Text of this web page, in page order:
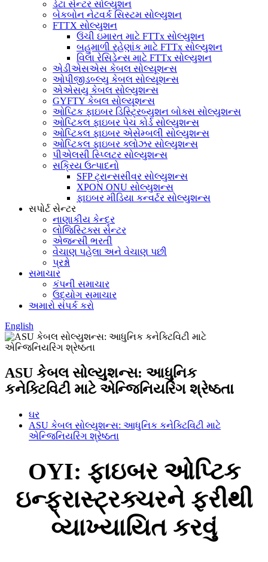
ડેટા સેન્ટર સોલ્યુશન
બેકબોન નેટવર્ક સિસ્ટમ સોલ્યુશન
FTTX સોલ્યુશન
ઉંચી ઇમારત માટે FTTx સોલ્યુશન
બહુમાળી રહેણાંક માટે FTTx સોલ્યુશન
વિલા રેસિડેન્સ માટે FTTx સોલ્યુશન
એડીએસએસ કેબલ સોલ્યૂશન્સ
ઓપીજીડબ્લ્યુ કેબલ સોલ્યૂશન્સ
એએસયુ કેબલ સોલ્યુશન્સ
GYFTY કેબલ સોલ્યૂશન્સ
ઓપ્ટિક ફાઇબર ડિસ્ટ્રિબ્યુશન બોક્સ સોલ્યુશન્સ
ઓપ્ટિકલ ફાઇબર પેચ કોર્ડ સોલ્યુશન્સ
ઓપ્ટિકલ ફાઇબર એસેમ્બલી સોલ્યુશન્સ
ઓપ્ટિકલ ફાઇબર ક્લોઝર સોલ્યુશન્સ
પીએલસી સ્પ્લિટર સોલ્યુશન્સ
સક્રિય ઉત્પાદનો
SFP ટ્રાન્સસીવર સોલ્યુશન્સ
XPON ONU સોલ્યુશન્સ
ફાઇબર મીડિયા કન્વર્ટર સોલ્યુશન્સ
સપોર્ટ સેન્ટર
નાણાકીય કેન્દ્ર
લોજિસ્ટિક્સ સેન્ટર
એજન્સી ભરતી
વેચાણ પહેલા અને વેચાણ પછી
પ્રશ્નો
સમાચાર
કંપની સમાચાર
ઉદ્યોગ સમાચાર
અમારો સંપર્ક કરો
English
ASU કેબલ સોલ્યુશન્સ: આધુનિક
કનેક્ટિવિટી માટે એન્જિનિયરિંગ શ્રેષ્ઠતા
ઘર
ASU કેબલ સોલ્યુશન્સ: આધુનિક કનેક્ટિવિટી માટે
એન્જિનિયરિંગ શ્રેષ્ઠતા
OYI: ફાઇબર ઓપ્ટિક
ઇન્ફ્રાસ્ટ્રક્ચરને ફરીથી
વ્યાખ્યાયિત કરવું